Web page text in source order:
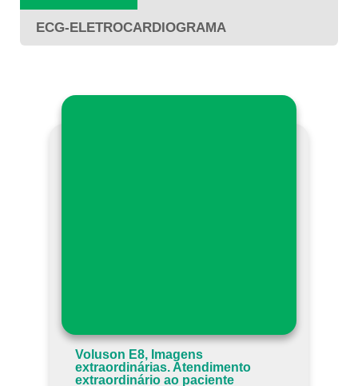
ECG-ELETROCARDIOGRAMA
Voluson E8, Imagens
extraordinárias. Atendimento
extraordinário ao paciente